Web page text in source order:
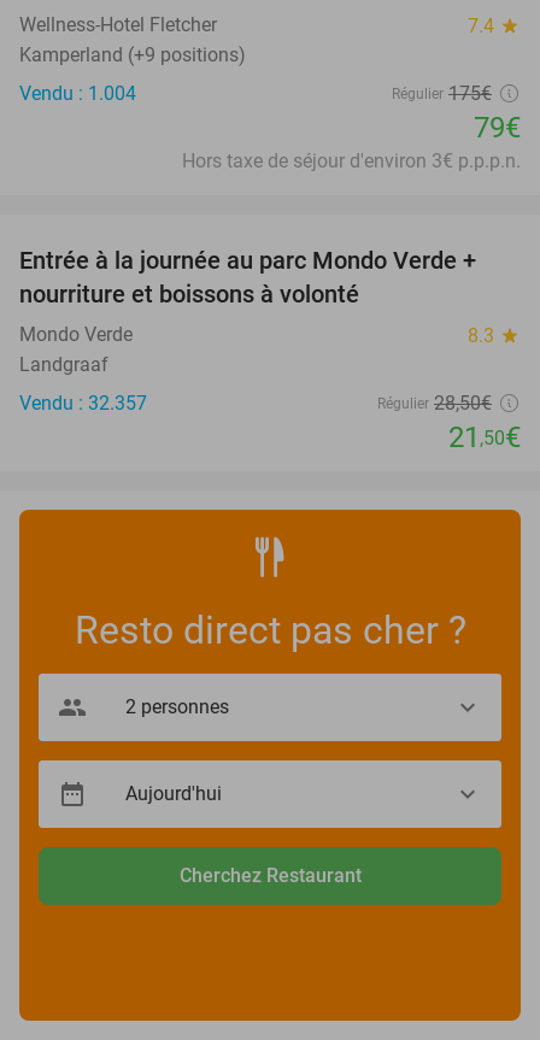
Wellness-Hotel Fletcher 7.4 star
Kamperland (+9 positions)
Vendu : 1.004
Régulier 175€
79€
Hors taxe de séjour d'environ 3€ p.p.p.n.
25%
Entrée à la journée au parc Mondo Verde +
nourriture et boissons à volonté
Mondo Verde 8.3 star
Landgraaf
Vendu : 32.357
Régulier 28,50€
21 ,50€
Resto direct pas cher ?
Cherchez Restaurant